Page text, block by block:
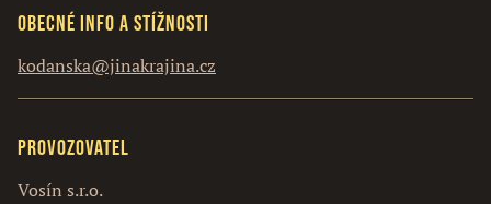
Obecné info a stížnosti
kodanska@jinakrajina.cz
Provozovatel
Vosín s.r.o.